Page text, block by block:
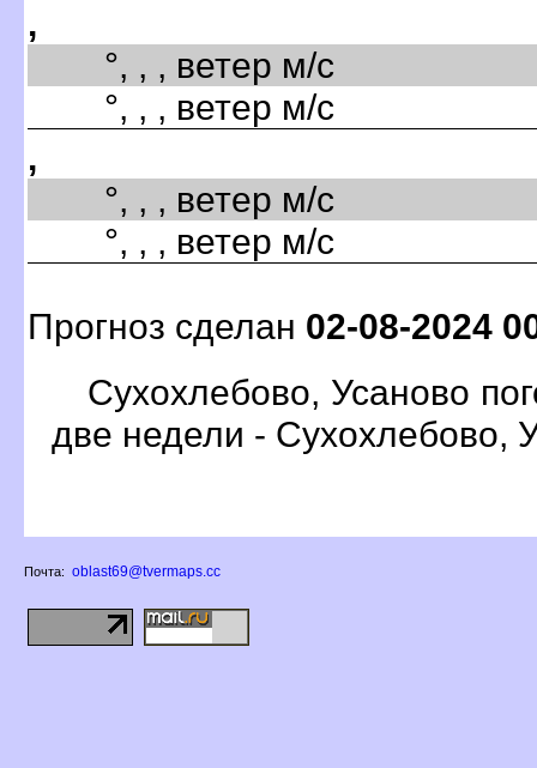
,
°, , , ветер м/с
°, , , ветер м/с
,
°, , , ветер м/с
°, , , ветер м/с
Прогноз сделан 02-08-2024
Сухохлебово, Усаново
две недели - Сухохлебово,
Почта: oblast69@tvermaps.cc